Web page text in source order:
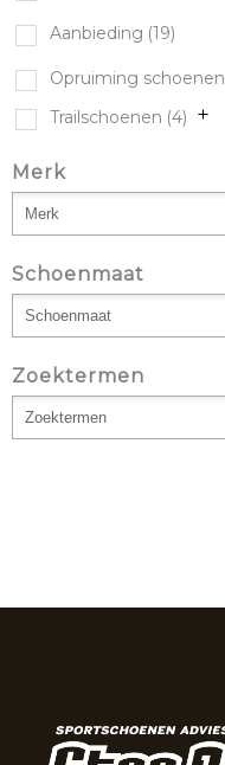
Aanbieding (19)
Opruiming schoenen
Trailschoenen (4)
Merk
Schoenmaat
Zoektermen